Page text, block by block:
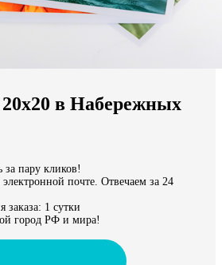
миру
в Набережных
за пару кликов!
почте. Отвечаем за 24
заказа: 1 сутки
город РФ и мира!